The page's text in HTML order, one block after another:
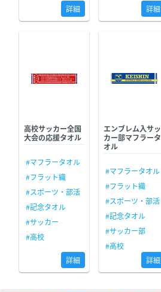
詳細 詳細
高校サッカー全国
大会の応援タオル
#マフラータオル
#フラット織
#スポーツ・部活
#記念タオル
#サッカー
#高校
詳細
エンブレム入サッ
カー部マフラータ
オル
#マフラータオル
#フラット織
#スポーツ・部活
#記念タオル
#サッカー部
#高校
詳細